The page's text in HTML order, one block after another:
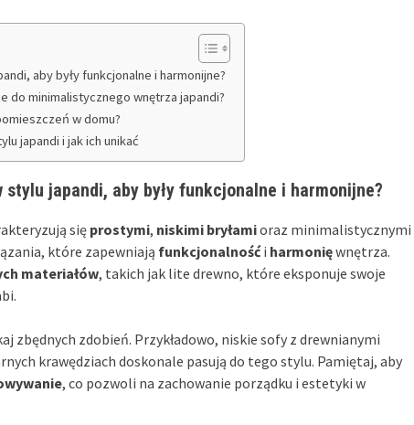
aby były funkcjonalne i harmonijne?
do minimalistycznego wnętrza japandi?
w domu?
japandi i jak ich unikać
japandi, aby były funkcjonalne i harmonijne?
się prostymi, niskimi bryłamioraz minimalistycznymi
które zapewniają funkcjonalnośći harmonięwnętrza.
materiałów, takich jak lite drewno, które eksponuje swoje
zbędnych zdobień. Przykładowo, niskie sofy z drewnianymi
krawędziach doskonale pasują do tego stylu. Pamiętaj, aby
, co pozwoli na zachowanie porządku i estetyki w